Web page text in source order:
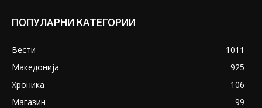
ПОПУЛАРНИ КАТЕГОРИИ
Вести
1011
Македонија
925
Хроника
106
Магазин
99